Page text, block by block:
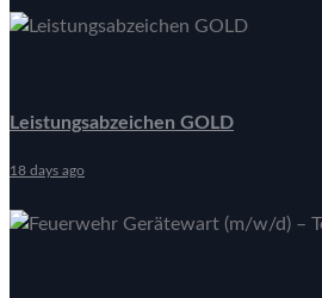
Leistungsabzeichen GOLD
18 days ago